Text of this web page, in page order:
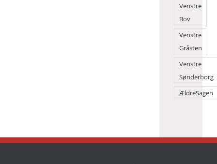
Venstre
Bov
Venstre
Gråsten
Venstre
Sønderborg
ÆldreSagen